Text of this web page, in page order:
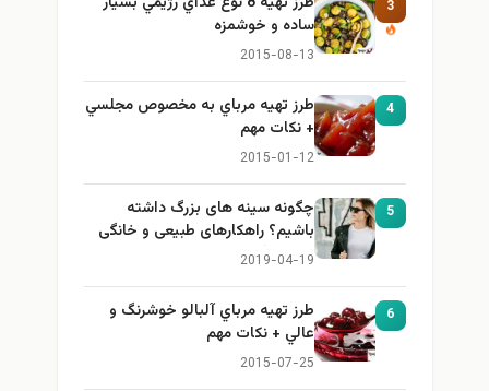
3
ساده و خوشمزه
2015-08-13
4
طرز تهيه مرباي به مخصوص مجلسي
+ نكات مهم
2015-01-12
5
چگونه سینه های بزرگ داشته
باشیم؟ راهکارهای طبیعی و خانگی
برای بزرگ کردن سینه
2019-04-19
6
طرز تهيه مرباي آلبالو خوشرنگ و
عالي + نكات مهم
2015-07-25